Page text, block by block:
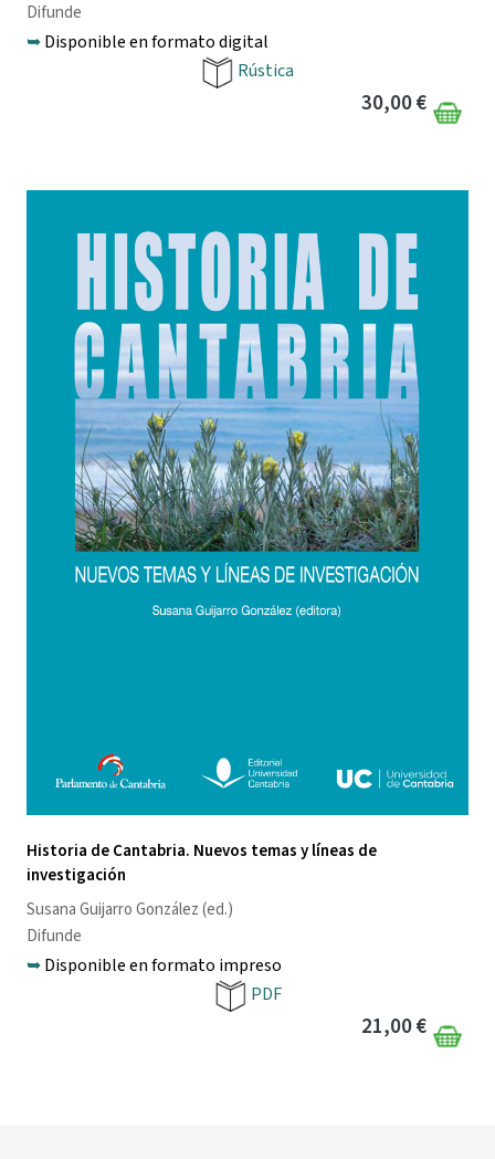
Difunde
➥Disponible en formato digital
Rústica
30,00 €
Historia de Cantabria. Nuevos temas y líneas de
investigación
Susana Guijarro González(ed.)
Difunde
➥Disponible en formato impreso
PDF
21,00 €